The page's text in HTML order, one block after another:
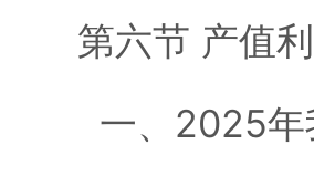
第六节 产值
一、2025年